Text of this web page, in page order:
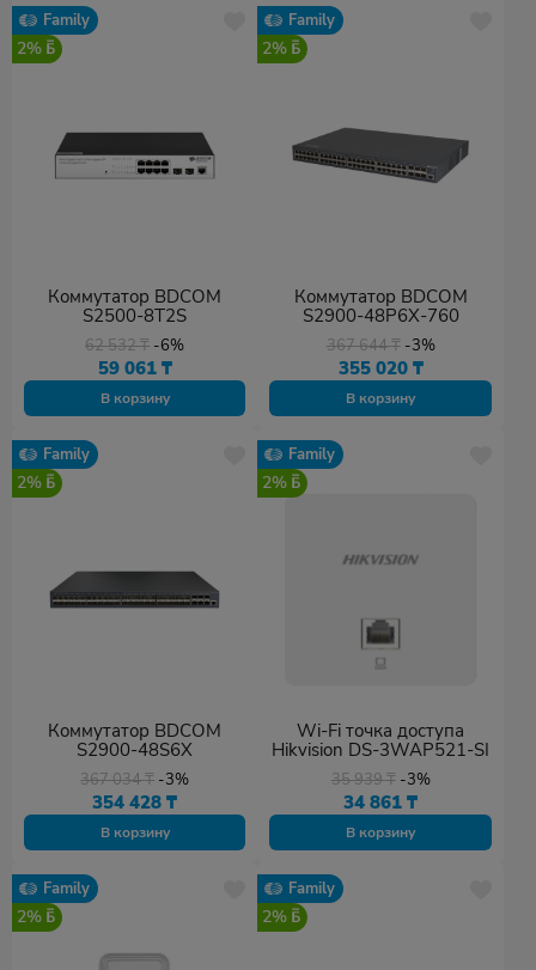
Family
2%
Коммутатор BDCOM
S2500-8T2S
62 532₸ -6%
59 061 ₸
В корзину
Family
2%
Коммутатор BDCOM
S2900-48P6X-760
367 644₸ -3%
355 020 ₸
В корзину
Family
2%
Коммутатор BDCOM
S2900-48S6X
367 034₸ -3%
354 428₸
В корзину
Family
2%
Wi-Fi точка доступа
Hikvision DS-3WAP521-SI
35 939₸ -3%
34 861₸
В корзину
Family
2%
Family
2%